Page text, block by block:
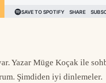
Yazar Müge Koçak ile
Şimdiden iyi dinlemeler.